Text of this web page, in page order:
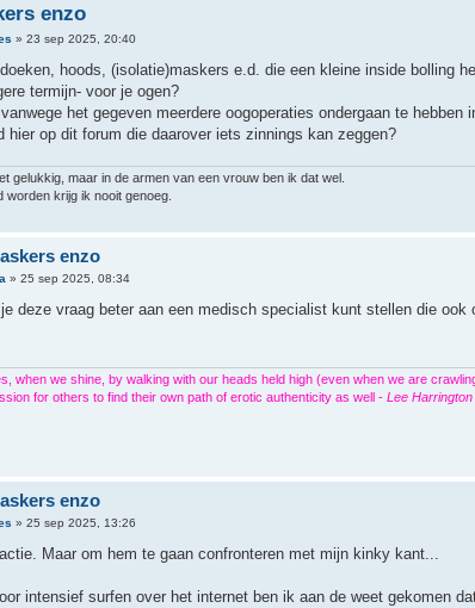
enzo
» 23 sep 2025, 20:40
hoods, (isolatie)maskers e.d. die een kleine inside bolling
termijn- voor je ogen?
het gegeven meerdere oogoperaties ondergaan te hebben
hier op dit forum die daarover iets zinnings kan zeggen?
gelukkig, maar in de armen van een vrouw ben ik dat wel.
worden krijg ik nooit genoeg.
enzo
» 25 sep 2025, 08:34
je deze vraag beter aan een medisch specialist kunt stellen die
when we shine, by walking with our heads held high (even when we are
for others to find their own path of erotic authenticity as well - Lee Harrington
enzo
» 25 sep 2025, 13:26
Maar om hem te gaan confronteren met mijn kinky kant...
intensief surfen over het internet ben ik aan de weet gekomen